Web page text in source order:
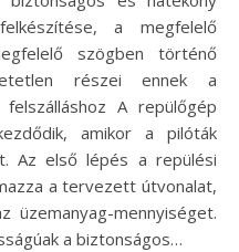
a megfelelő
szögben történő
részei ennek a
A repülőgép
amikor a pilóták
Az első lépés a repülési
a tervezett útvonalat,
üzemanyag-mennyiséget.
a biztonságos…